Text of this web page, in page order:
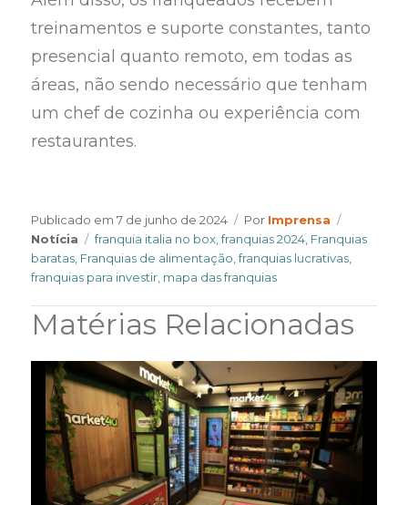
treinamentos e suporte constantes, tanto
presencial quanto remoto, em todas as
áreas, não sendo necessário que tenham
um chef de cozinha ou experiência com
restaurantes.
Publicado em7 de junho de 2024 Por Author
Imprensa
Notícia
Tags
franquia italia no box ,franquias 2024 Franquias
baratas Franquias de alimentação ,franquias lucrativas
franquias para investir mapa das franquias
Matérias Relacionadas